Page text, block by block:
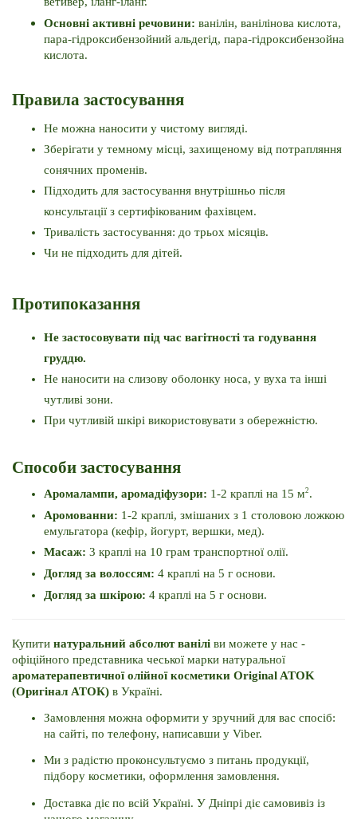
Основні активні речовини: ванілін, ванілінова кислота,
пара-гідроксибензойний альдегід, пара-гідроксибензойна
кислота.
Правила застосування
Не можна наносити у чистому вигляді.
Зберігати у темному місці, захищеному від потрапляння
сонячних променів.
Підходить для застосування внутрішньо після
консультації з сертифікованим фахівцем.
Тривалість застосування: до трьох місяців.
Чи не підходить для дітей.
Протипоказання
Не застосовувати під час вагітності та годування
груддю.
Не наносити на слизову оболонку носа, у вуха та інші
чутливі зони.
При чутливій шкірі використовувати з обережністю.
Способи застосування
Аромалампи, аромадіфузори: 1-2 краплі на 15 м2 .
Аромованни: 1-2 краплі, змішаних з 1 столовою ложкою
емульгатора (кефір, йогурт, вершки, мед).
Масаж: 3 краплі на 10 грам транспортної олії.
Догляд за волоссям: 4 краплі на 5 г основи.
Догляд за шкірою: 4 краплі на 5 г основи.
Купити натуральний абсолют ванілі ви можете у нас -
ароматерапевтичної олійної косметики Original ATOK
(Оригінал АТОК) в Україні.
Замовлення можна оформити у зручний для вас спосіб:
на сайті, по телефону, написавши у Viber.
Ми з радістю проконсультуємо з питань продукції,
підбору косметики, оформлення замовлення.
Доставка діє по всій Україні. У Дніпрі діє самовивіз із